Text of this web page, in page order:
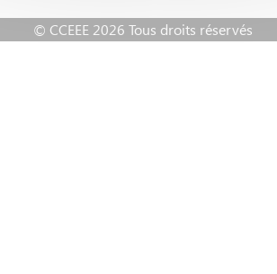
© CCEEE 2026 Tous droits réservés